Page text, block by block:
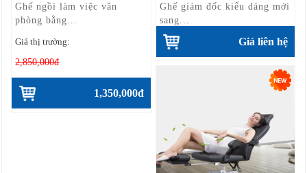
Ghế ngồi làm việc văn
phòng bằng...
Giá thị trường:
2,850,000đ
1,350,000đ
Ghế giám đốc kiểu dáng mới
sang...
Giá liên hệ